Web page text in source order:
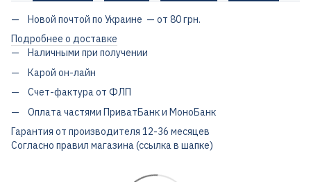
Новой почтой по Украине — от 80 грн.
Подробнее о доставке
Наличными при получении
Карой он-лайн
Счет-фактура от ФЛП
Оплата частями ПриватБанк и МоноБанк
Гарантия от производителя 12-36 месяцев
Согласно правил магазина (ссылка в шапке)